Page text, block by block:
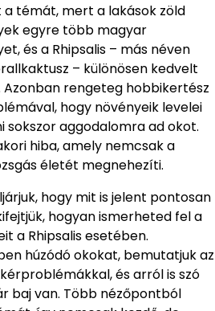
témát, mert a lakások zöld
egyre több magyar
és a Rhipsalis – más néven
– különösen kedvelt
rengeteg hobbikertész
hogy növényeik levelei
sokszor aggodalomra ad okot.
hiba, amely nemcsak a
életét megnehezíti.
hogy mit is jelent pontosan
hogyan ismerheted fel a
a Rhipsalis esetében.
húzódó okokat, bemutatjuk az
és arról is szó
baj van. Több nézőpontból